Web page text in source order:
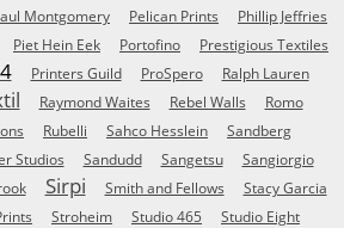
Montgomery Pelican Prints
Phillip Jeffries
Piet Hein Eek Portofino
Prestigious Textiles
Printers Guild ProSpero Ralph Lauren
Raymond Waites Rebel Walls
Romo
Rubelli Sahco Hesslein Sandberg
Studios Sandudd Sangetsu
Sangiorgio
Sirpi Smith and Fellows
Stacy Garcia
Stroheim Studio 465
Studio Eight